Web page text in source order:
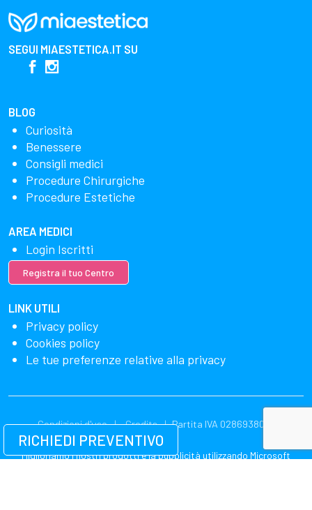
SEGUI MIAESTETICA.IT SU
BLOG
Curiosità
Benessere
Consigli medici
Procedure Chirurgiche
Procedure Estetiche
AREA MEDICI
Login Iscritti
Registra il tuo Centro
LINK UTILI
Privacy policy
Cookies policy
Le tue preferenze relative alla privacy
Condizioni d'uso Credits Partita IVA 02869380549
Miglioriamo i nostri prodotti e la pubblicità utilizzando Microsoft
RICHIEDI PREVENTIVO